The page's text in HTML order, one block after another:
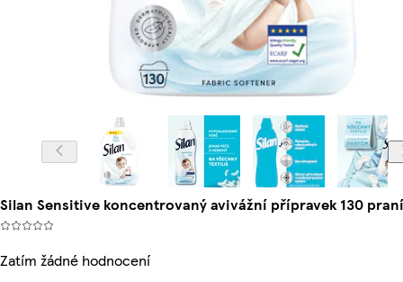
Silan Sensitive koncentrovaný avivážní přípravek 130
Zatím žádné hodnocení